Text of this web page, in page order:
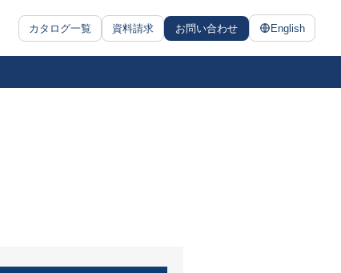
カタログ一覧 資料請求 お問い合わせ English